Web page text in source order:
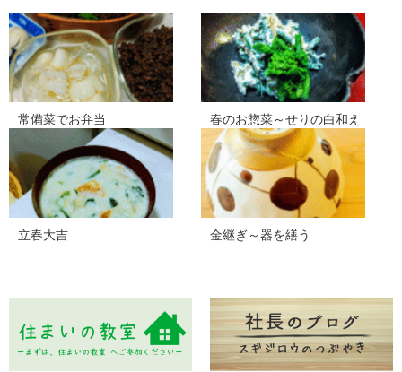
常備菜でお弁当 春のお惣菜～せりの白和え
立春大吉 金継ぎ～器を繕う